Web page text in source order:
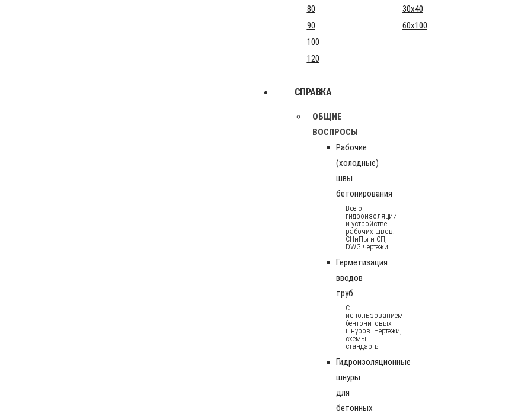
80
30x40
90
60x100
100
120
СПРАВКА
ОБЩИЕ
ВОСПРОСЫ
Рабочие
(холодные)
швы
бетонирования
Всё о
гидроизоляции
и устройстве
рабочих швов:
СНиПы и СП,
DWG чертежи
Герметизация
вводов
труб
С
использованием
бентонитовых
шнуров. Чертежи,
схемы,
стандарты
Гидроизоляционные
шнуры
для
бетонных